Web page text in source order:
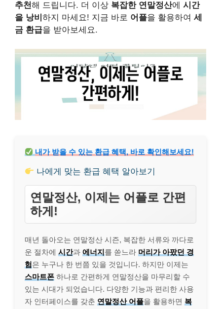
추천해 드립니다. 더 이상 복잡한 연말정산에 시간
을 낭비 하지 마세요! 지금 바로 어플을 활용하여 세
금 환급을 받아보세요.
내가 받을 수 있는 환급 혜택, 바로 확인해보세요!
나에게 맞는 환급 혜택 알아보기
연말정산, 이제는 어플로 간편
하게!
매년 돌아오는 연말정산 시즌, 복잡한 서류와 까다로
운 절차에 시간과 에너지를 쏟느라 머리가 아팠던 경
험은 누구나 한 번쯤 있을 것입니다. 하지만 이제는
스마트폰 하나로 간편하게 연말정산을 마무리할 수
있는 시대가 되었습니다. 다양한 기능과 편리한 사용
자 인터페이스를 갖춘 연말정산 어플을 활용하면 복